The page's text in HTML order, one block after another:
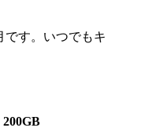
です。いつでもキ
200GB